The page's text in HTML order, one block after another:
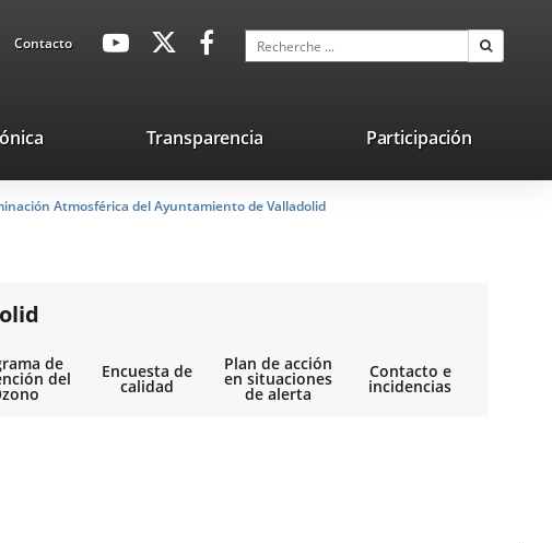
ContactoavaHeaderSocial
Enlace
externa.
Enlace
aplicación
externa.
Enlace
aplicación
externa.
Recherche
Enlace
una
aplicación
Transparencia Participación
Atmosférica del Ayuntamiento de Valladolid
de
del Encuesta de
calidad
Plan de acción
en situaciones
de alerta
Contacto e
incidencias